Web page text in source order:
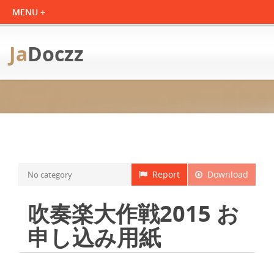
JaDoczz
Download
Report
No category
吹奏楽大作戦2015 お
申し込み用紙